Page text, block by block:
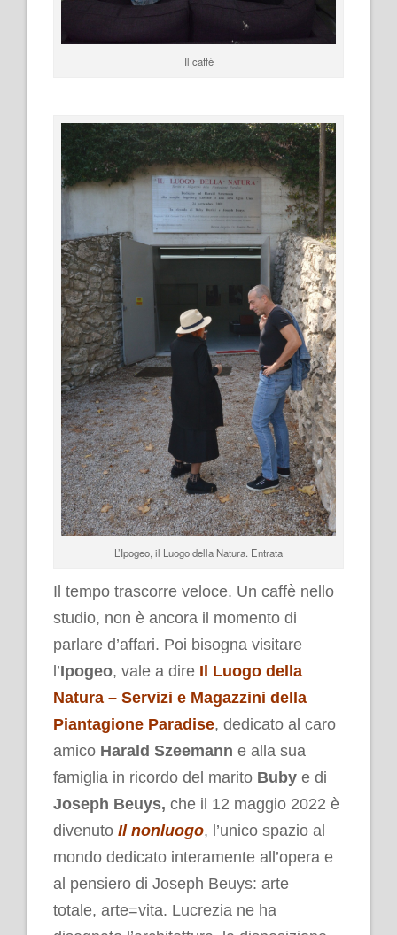
Il caffè
L’Ipogeo, il Luogo della Natura. Entrata
Il tempo trascorre veloce. Un caffè nello
studio, non è ancora il momento di
parlare d’affari. Poi bisogna visitare
l’Ipogeo, vale a dire Il Luogo della
Natura – Servizi e Magazzini della
Piantagione Paradise, dedicato al caro
amico Harald Szeemann e alla sua
famiglia in ricordo del marito Buby e di
Joseph Beuys, che il 12 maggio 2022 è
divenuto Il nonluogo, l’unico spazio al
mondo dedicato interamente all’opera e
al pensiero di Joseph Beuys: arte
totale, arte=vita. Lucrezia ne ha